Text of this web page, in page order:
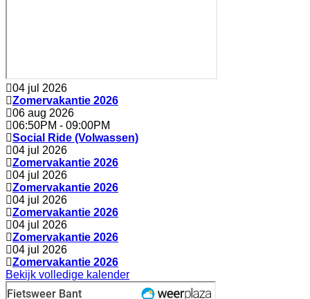
04 jul 2026
Zomervakantie 2026
06 aug 2026
06:50PM - 09:00PM
Social Ride (Volwassen)
04 jul 2026
Zomervakantie 2026
04 jul 2026
Zomervakantie 2026
04 jul 2026
Zomervakantie 2026
04 jul 2026
Zomervakantie 2026
04 jul 2026
Zomervakantie 2026
Bekijk volledige kalender